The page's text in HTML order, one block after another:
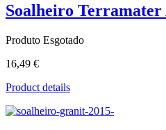
Soalheiro
Produto Esgotado
16,49 €
Product details